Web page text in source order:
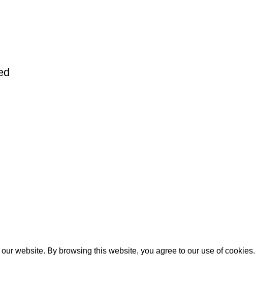
website. By browsing this website, you agree to our use of cookies.